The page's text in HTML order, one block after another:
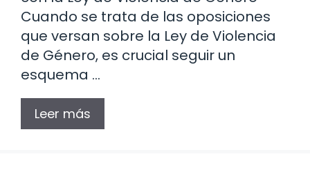
Cuando se trata de las oposiciones
que versan sobre la Ley de Violencia
de Género, es crucial seguir un
esquema …
Leer más